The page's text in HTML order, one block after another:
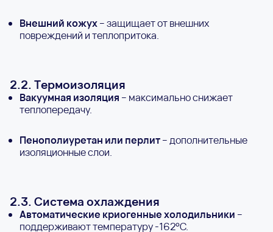
Внешний кожух– защищает от внешних
повреждений и теплопритока.
2.2. Термоизоляция
Вакуумная изоляция – максимально снижает
теплопередачу.
Пенополиуретан или перлит– дополнительные
изоляционные слои.
2.3. Система охлаждения
Автоматические криогенные холодильники –
поддерживают температуру -162°C.